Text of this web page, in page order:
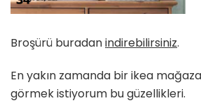
Broşürü buradanindirebilirsiniz.
En yakın zamanda bir ikea
görmek istiyorum bu güzellikleri.